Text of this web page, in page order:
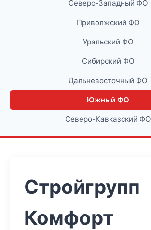
Северо-Западный ФО
Приволжский ФО
Уральский ФО
Сибирский ФО
Дальневосточный ФО
Южный ФО
Северо-Кавказский ФО
Стройгрупп
Комфорт